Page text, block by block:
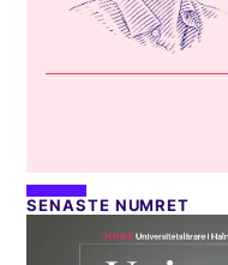
SENASTE NUMRET